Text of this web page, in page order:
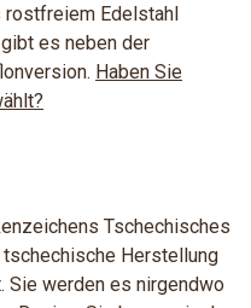
rostfreiem Edelstahl
es neben der
Haben Sie
Tschechisches
Herstellung
Sie werden es nirgendwo